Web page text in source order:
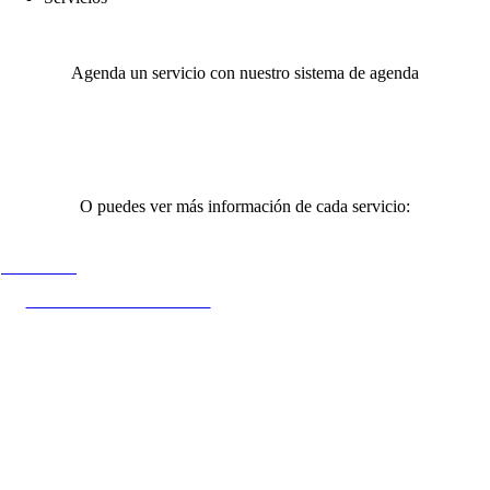
Agenda un servicio con nuestro sistema de agenda
O puedes ver más información de cada servicio: